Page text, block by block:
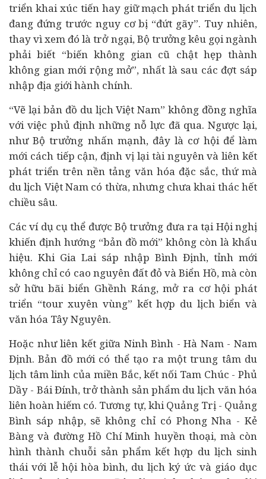
triển khai xúc tiến hay giữ mạch phát triển du lịch
đang đứng trước nguy cơ bị “đứt gãy”. Tuy nhiên,
thay vì xem đó là trở ngại, Bộ trưởng kêu gọi ngành
phải biết “biến không gian cũ chật hẹp thành
không gian mới rộng mở”, nhất là sau các đợt sáp
nhập địa giới hành chính.
“Vẽ lại bản đồ du lịch Việt Nam” không đồng nghĩa
với việc phủ định những nỗ lực đã qua. Ngược lại,
như Bộ trưởng nhấn mạnh, đây là cơ hội để làm
mới cách tiếp cận, định vị lại tài nguyên và liên kết
phát triển trên nền tảng văn hóa đặc sắc, thứ mà
du lịch Việt Nam có thừa, nhưng chưa khai thác hết
chiều sâu.
Các ví dụ cụ thể được Bộ trưởng đưa ra tại Hội nghị
khiến định hướng “bản đồ mới” không còn là khẩu
hiệu. Khi Gia Lai sáp nhập Bình Định, tỉnh mới
không chỉ có cao nguyên đất đỏ và Biển Hồ, mà còn
sở hữu bãi biển Ghềnh Ráng, mở ra cơ hội phát
triển “tour xuyên vùng” kết hợp du lịch biển và
văn hóa Tây Nguyên.
Hoặc như liên kết giữa Ninh Bình - Hà Nam - Nam
Định. Bản đồ mới có thể tạo ra một trung tâm du
lịch tâm linh của miền Bắc, kết nối Tam Chúc - Phủ
Dầy - Bái Đính, trở thành sản phẩm du lịch văn hóa
liên hoàn hiếm có. Tương tự, khi Quảng Trị - Quảng
Bình sáp nhập, sẽ không chỉ có Phong Nha - Kẻ
Bàng và đường Hồ Chí Minh huyền thoại, mà còn
hình thành chuỗi sản phẩm kết hợp du lịch sinh
thái với lễ hội hòa bình, du lịch ký ức và giáo dục